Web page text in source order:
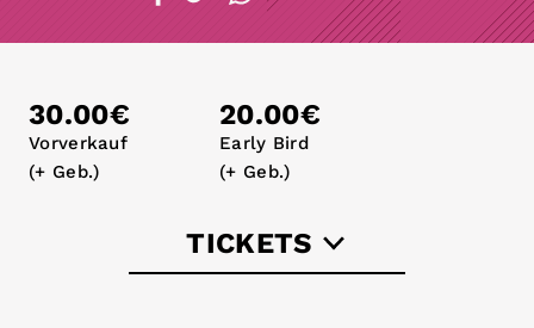
30.00€
Vorverkauf
(+ Geb.)
20.00€
Early Bird
(+ Geb.)
TICKETS